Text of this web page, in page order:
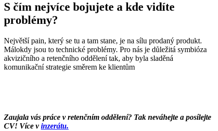
S čím nejvíce bojujete a kde vidíte
problémy?
Největší pain, který se tu a tam stane, je na sílu prodaný produkt.
Málokdy jsou to technické problémy. Pro nás je důležitá symbióza
akvizičního a retenčního oddělení tak, aby byla sladěná
komunikační strategie směrem ke klientům
Zaujala vás práce v retenčním oddělení? Tak neváhejte a posílejte
CV! Více vinzerátu.